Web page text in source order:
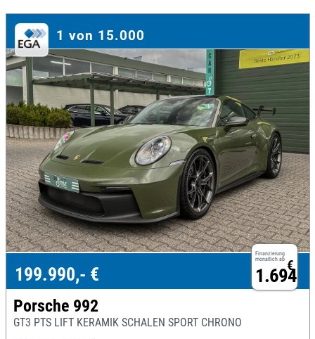
1 von 15.000
Finanzierung
monatlich ab €
1.694,-
199.990,- €
Porsche 992
GT3 PTS LIFT KERAMIK SCHALEN SPORT CHRONO